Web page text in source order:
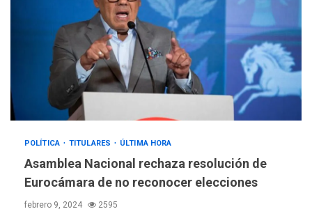
POLÍTICA TITULARES ÚLTIMA HORA
Asamblea Nacional rechaza resolución de
Eurocámara de no reconocer elecciones
febrero 9, 2024 2595